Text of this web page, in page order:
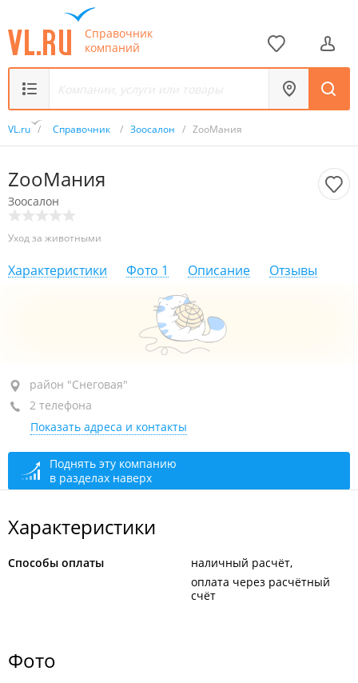
Справочник
компаний
VL.ru / Справочник / Зоосалон / ZoоМания
ZoоМания
Зоосалон
Уход за животными
Характеристики Фото 1 Описание Отзывы
район "Снеговая", ул. Посадская, 20
1-й этаж
+7 984 148-13-15зоосалон
+7 914 967-64-92
По предварительной записи открыто: 10:00–22:00
район "Снеговая"
2 телефона
Показать адреса и контакты
Поднять эту компанию
в разделах наверх
Характеристики
Способы оплаты
наличный расчёт
оплата через расчётный
счёт
Фото